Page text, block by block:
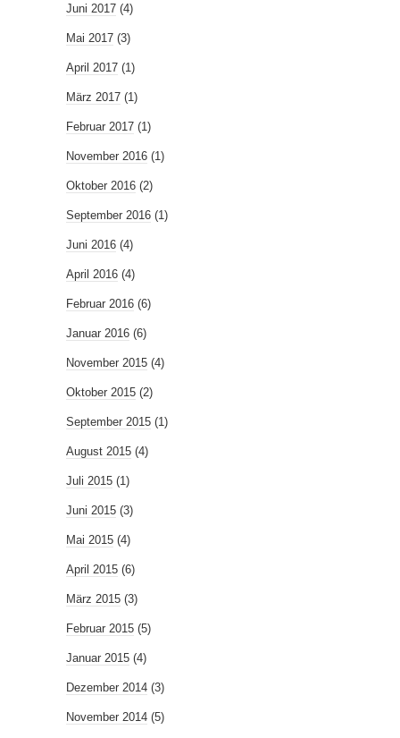
Juni 2017 (4)
Mai 2017 (3)
April 2017 (1)
März 2017 (1)
Februar 2017 (1)
November 2016 (1)
Oktober 2016 (2)
September 2016 (1)
Juni 2016 (4)
April 2016 (4)
Februar 2016 (6)
Januar 2016 (6)
November 2015 (4)
Oktober 2015 (2)
September 2015 (1)
August 2015 (4)
Juli 2015 (1)
Juni 2015 (3)
Mai 2015 (4)
April 2015 (6)
März 2015 (3)
Februar 2015 (5)
Januar 2015 (4)
Dezember 2014 (3)
November 2014 (5)